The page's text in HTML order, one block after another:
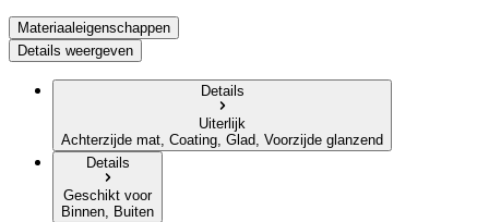
Materiaaleigenschappen
Details weergeven
Details
Uiterlijk
Achterzijde mat, Coating, Glad, Voorzijde glanzend
Details
Geschikt voor
Binnen, Buiten